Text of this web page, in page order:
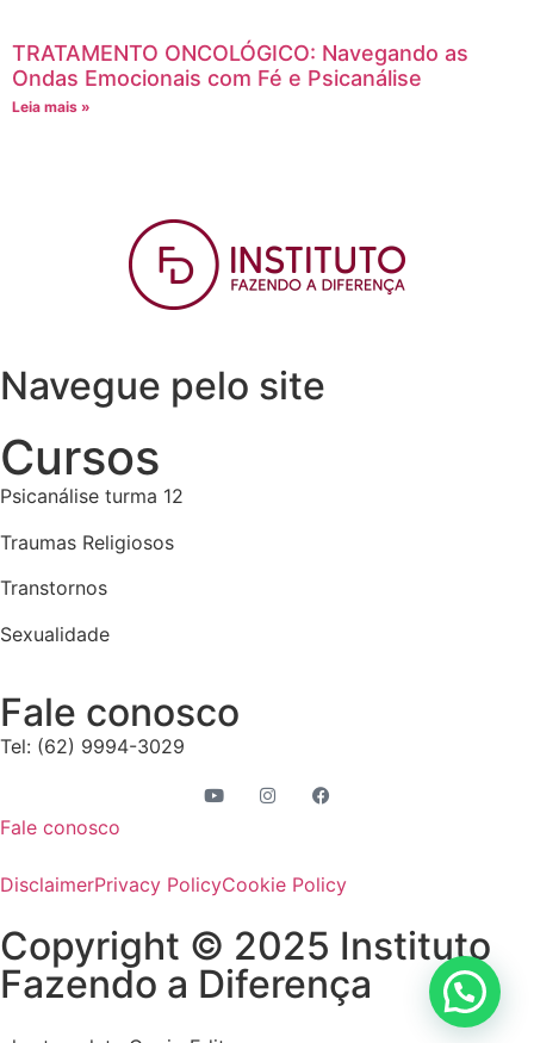
TRATAMENTO ONCOLÓGICO: Navegando as
Ondas Emocionais com Fé e Psicanálise
Leia mais »
Navegue pelo site
Cursos
Psicanálise turma 12
Traumas Religiosos
Transtornos
Sexualidade
Fale conosco
Tel: (62) 9994-3029
Fale conosco
DisclaimerPrivacy PolicyCookie Policy
Copyright © 2025 Instituto
Fazendo a Diferença